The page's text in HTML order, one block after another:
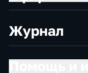
Журнал